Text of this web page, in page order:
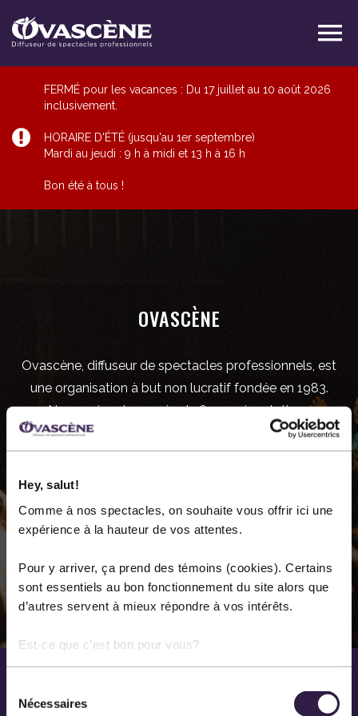
Hey, salut!
Comme à nos spectacles, on souhaite vous offrir ici une
expérience à la hauteur de vos attentes.
Pour y arriver, ça prend des témoins (cookies). Certains
sont essentiels au bon fonctionnement du site alors que
d’autres servent à mieux répondre à vos intérêts.
Est-ce que c’est bon pour vous?
Nécessaires
FERMÉ pour les vacances : Du 17 juillet au 10 août 2026
inclusivement.
HORAIRE D'ÉTÉ (jusqu'au 1er septembre)
Mardi au jeudi : 9 h à midi et 13 h à 16 h
Bon été à tous !
OVASCÈNE
Ovascène, diffuseur de spectacles professionnels, est
une organisation à but non lucratif fondée en 1983.
Nous présentons près de 60 représentations
annuellement dans les différentes disciplines des arts
de la scène. Notre principal lieu de diffusion est la salle